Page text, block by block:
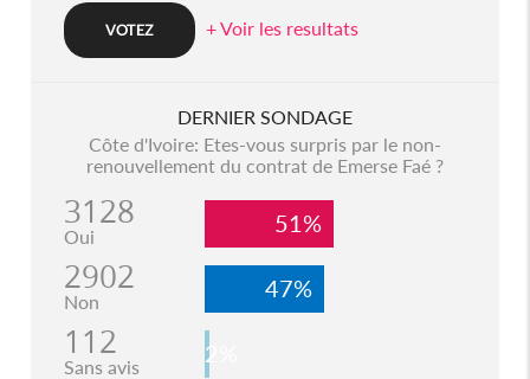
+ Voir les resultats
DERNIER SONDAGE
Côte d'Ivoire: Etes-vous surpris par le non-
renouvellement du contrat de Emerse Faé ?
3128
Oui 51%
2902
Non 47%
112
Sans avis 2%